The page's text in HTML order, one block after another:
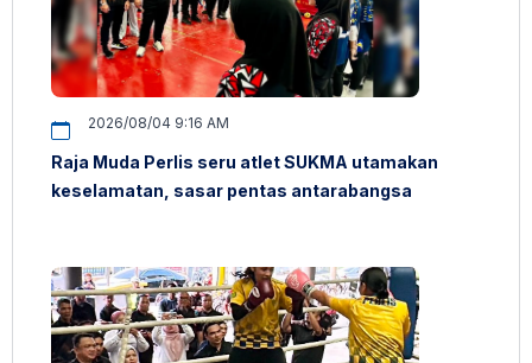
2026/08/04 9:16 AM
Raja Muda Perlis seru atlet SUKMA utamakan
keselamatan, sasar pentas antarabangsa